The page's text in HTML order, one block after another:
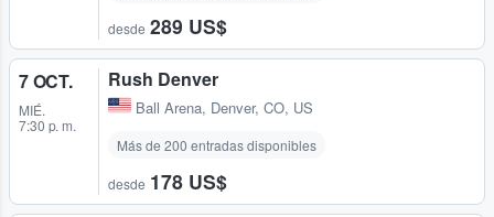
desde 289 US$
7 OCT.
MIÉ.
7:30 p. m.
Rush Denver
Ball Arena, Denver, CO, US
Más de 200 entradas disponibles
desde 178 US$